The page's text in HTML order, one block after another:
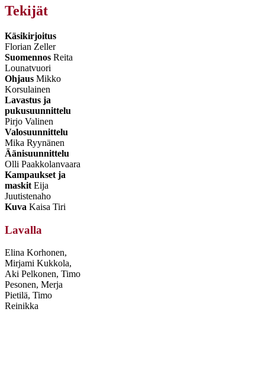
Tekijät
Käsikirjoitus
Florian Zeller
Suomennos Reita
Lounatvuori
Ohjaus Mikko
Korsulainen
Lavastus ja
pukusuunnittelu
Pirjo Valinen
Valosuunnittelu
Mika Ryynänen
Äänisuunnittelu
Olli Paakkolanvaara
Kampaukset ja
maskit Eija
Juutistenaho
Kuva Kaisa Tiri
Lavalla
Elina Korhonen,
Mirjami Kukkola,
Aki Pelkonen, Timo
Pesonen, Merja
Pietilä, Timo
Reinikka